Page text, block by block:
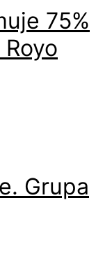
75%
Grupa